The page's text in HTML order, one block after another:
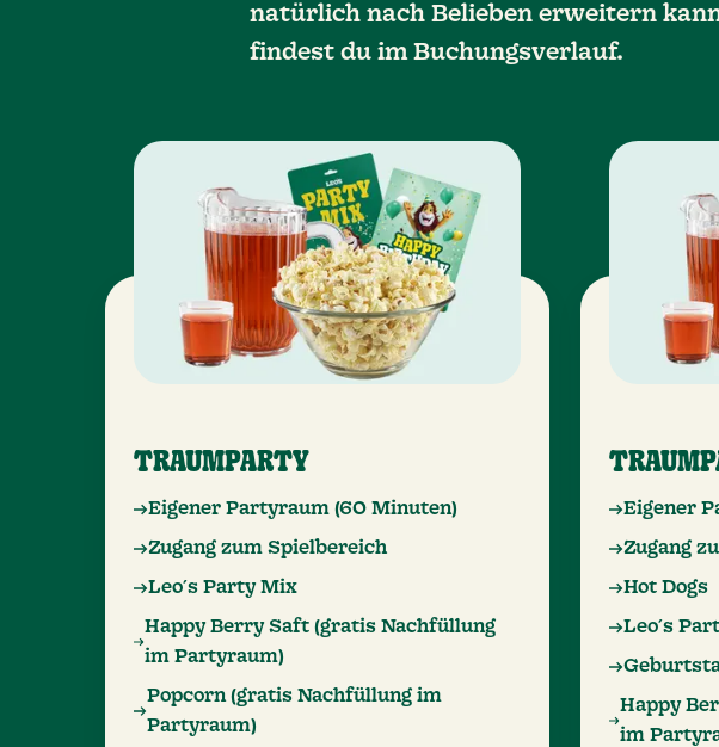
natürlich nach Belieben erweitern
findest du im Buchungsverlauf.
TRAUMPARTY
Eigener Partyraum (60 Minuten)
Zugang zum Spielbereich
Leo´s Party Mix
Happy Berry Saft (gratis Nachfüllung
im Partyraum)
Popcorn (gratis Nachfüllung im
Partyraum)
Eigener
Zugang
Hot Dogs
Leo´s
Happy
im